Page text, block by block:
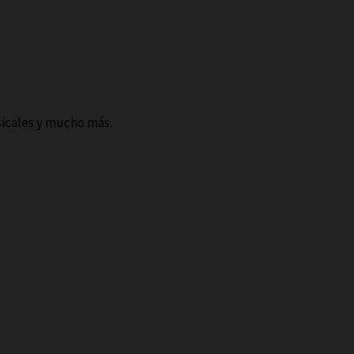
y mucho más.